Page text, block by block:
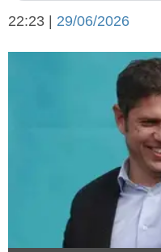
Economía y campo
Sociedad y tiempo
Clasificados
22:23 | 29/06/2026